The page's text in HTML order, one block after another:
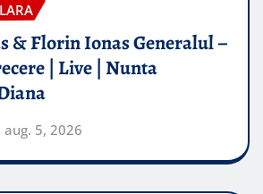
& Florin Ionas Generalul –
| Live | Nunta
aug. 5, 2026